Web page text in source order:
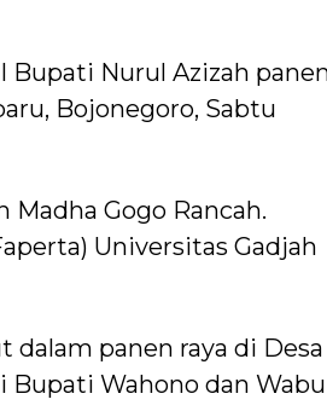
Nurul Azizah
Bojonegoro, Sabtu
Madha Gogo Rancah.
Universitas Gadjah
dalam panen raya di Desa
Wahono dan